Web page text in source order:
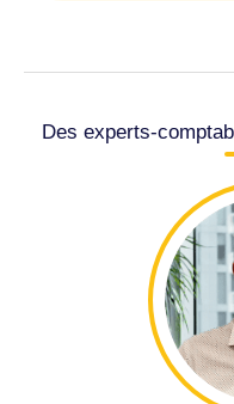
Des experts-